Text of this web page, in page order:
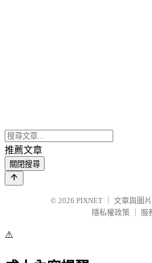
推薦文章
關閉搜尋
© 2026 PIXNET
文章與圖
隱私權政策
服
⚠️